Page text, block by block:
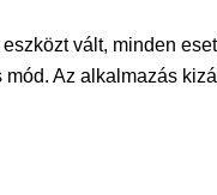
vált, minden
Az alkalmazás